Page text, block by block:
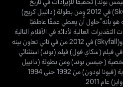
السلسلة_ حتى كسر الرقم فيلم (SkyFall) في 2012 ومن بطولة (دانييل كريج)
هو بأنه"حاول أن يعطي عمقًا عاطفيًا
العالية لأدائه في الأفلام التالية
(Quantum of Solace) في 2008 و(Skyfall) في 2012 من في ثاني تعاون بينه
فيلم (سكاي فول) فيلم (بوند) استثنائي
(جيمس بوند) ومن بطولة (دانييل
كريج) أيضًا.تزوج من الممثلة الاسكتلندية (فيونا لودون) من 1992 حتى 1994
عام 2011.